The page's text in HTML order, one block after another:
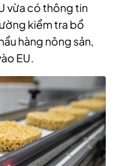
vừa có thông tin
kiểm tra bổ
hàng nông sản,
EU.